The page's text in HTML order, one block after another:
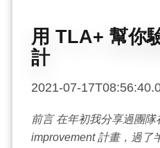
用 TLA+ 幫你
計
2021-07-
前言 在年初我分享過團隊
improvement 計畫，過了